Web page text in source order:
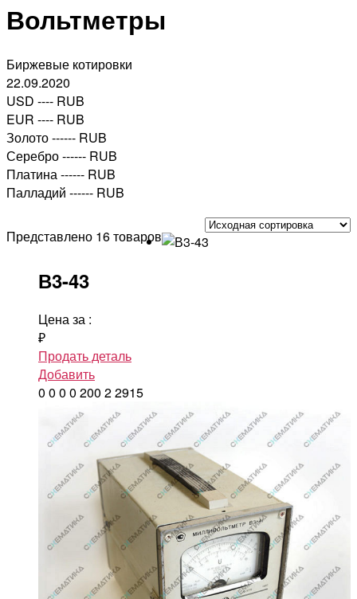
Вольтметры
Биржевые котировки
22.09.2020
USD ---- RUB
EUR ---- RUB
Золото------ RUB
Серебро------ RUB
Платина------ RUB
Палладий ------ RUB
Представлено 16 товаров
В3-43
Цена за :
₽
Продать деталь
Добавить
0 0 0 0 200 22915